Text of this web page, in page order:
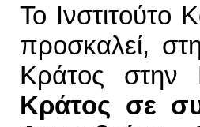
Το
προσκαλεί,
Κράτος στην
Κράτος σε